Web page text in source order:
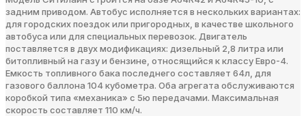
задним приводом. Автобус исполняется в нескольких вариантах:
для городских поездок или пригородных, в качестве школьного
автобуса или для специальных перевозок. Двигатель
поставляется в двух модификациях: дизельный 2,8 литра или
битопливный на газу и бензине, относящийся к классу Евро-4.
Емкость топливного бака последнего составляет 64л, для
газового баллона 104 кубометра. Оба агрегата обслуживаются
коробкой типа «механика» с 5ю передачами. Максимальная
скорость составляет 110 км/ч.